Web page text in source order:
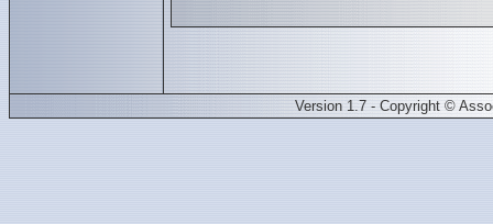
Version 1.7 - Copyright ©